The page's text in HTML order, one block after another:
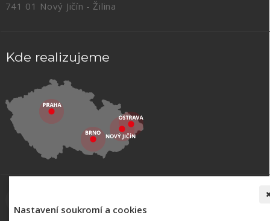
Nastavení soukromí a cookies
741 01 Nový Jičín - Žilina
Kde realizujeme